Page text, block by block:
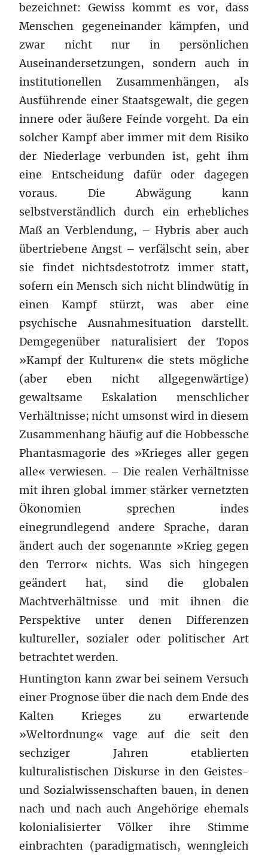
bezeichnet: Gewiss kommt es vor, dass
Menschen gegeneinander kämpfen, und
zwar nicht nur in persönlichen
Auseinandersetzungen, sondern auch in
institutionellen Zusammenhängen, als
Ausführende einer Staatsgewalt, die gegen
innere oder äußere Feinde vorgeht. Da ein
solcher Kampf aber immer mit dem Risiko
der Niederlage verbunden ist, geht ihm
eine Entscheidung dafür oder dagegen
voraus. Die Abwägung kann
selbstverständlich durch ein erhebliches
Maß an Verblendung, – Hybris aber auch
übertriebene Angst – verfälscht sein, aber
sie findet nichtsdestotrotz immer statt,
sofern ein Mensch sich nicht blindwütig in
einen Kampf stürzt, was aber eine
psychische Ausnahmesituation darstellt.
Demgegenüber naturalisiert der Topos
»Kampf der Kulturen« die stets mögliche
(aber eben nicht allgegenwärtige)
gewaltsame Eskalation menschlicher
Verhältnisse; nicht umsonst wird in diesem
Zusammenhang häufig auf die Hobbessche
Phantasmagorie des »Krieges aller gegen
alle« verwiesen. – Die realen Verhältnisse
mit ihren global immer stärker vernetzten
Ökonomien sprechen indes
einegrundlegend andere Sprache, daran
ändert auch der sogenannte »Krieg gegen
den Terror« nichts. Was sich hingegen
geändert hat, sind die globalen
Machtverhältnisse und mit ihnen die
Perspektive unter denen Differenzen
kultureller, sozialer oder politischer Art
betrachtet werden.
Huntington kann zwar bei seinem Versuch
einer Prognose über die nach dem Ende des
Kalten Krieges zu erwartende
»Weltordnung« vage auf die seit den
sechziger Jahren etablierten
kulturalistischen Diskurse in den Geistes-
und Sozialwissenschaften bauen, in denen
nach und nach auch Angehörige ehemals
kolonialisierter Völker ihre Stimme
einbrachten (paradigmatisch, wenngleich